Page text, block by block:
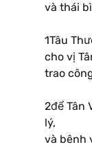
và thái
1Tâu
cho vị
trao
2để Tân
lý,
và bênh